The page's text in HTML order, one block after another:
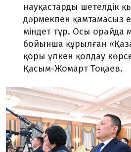
науқастарды шетелдік
дәрмекпен қамтамасыз
міндет тұр. Осы орайда
бойынша құрылған
қоры үлкен қолдау
Қасым-Жомарт Тоқаев.